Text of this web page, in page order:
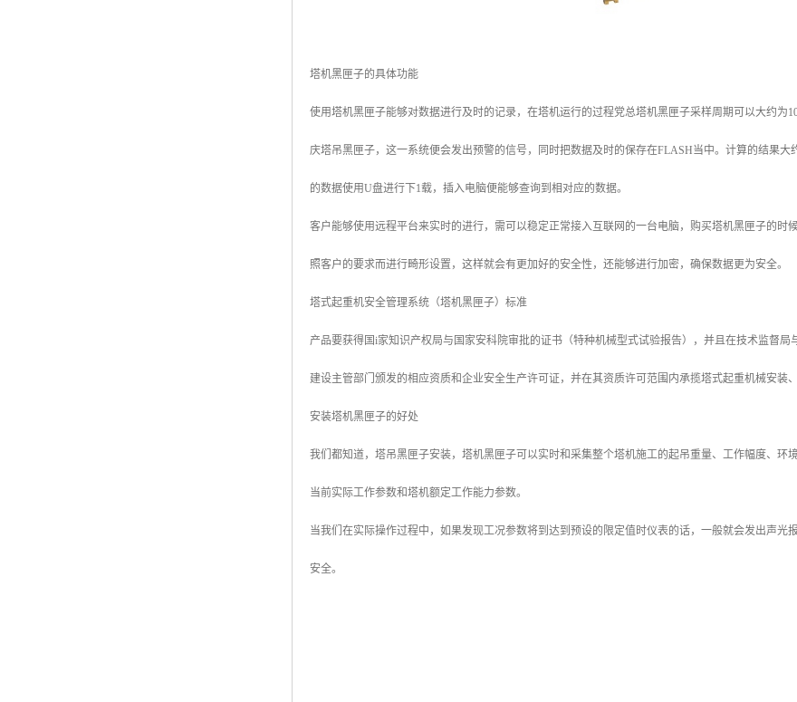
塔机黑匣子的具体功能
使用塔机黑匣子能够对数据进行及时的记录，在塔机运行的过程党总塔机黑匣子采样周期可以大约为
庆塔吊黑匣子，这一系统便会发出预警的信号，同时把数据及时的保存在FLASH当中。计算的结果
的数据使用U盘进行下1载，插入电脑便能够查询到相对应的数据。
客户能够使用远程平台来实时的进行，需可以稳定正常接入互联网的一台电脑，购买塔机黑匣子的
照客户的要求而进行畸形设置，这样就会有更加好的安全性，还能够进行加密，确保数据更为安全。
塔式起重机安全管理系统（塔机黑匣子）标准
产品要获得国i家知识产权局与国家安科院审批的证书（特种机械型式试验报告），并且在技术监督
建设主管部门颁发的相应资质和企业安全生产许可证，并在其资质许可范围内承揽塔式起重机械安装、
安装塔机黑匣子的好处
我们都知道，塔吊黑匣子安装，塔机黑匣子可以实时和采集整个塔机施工的起吊重量、工作幅度、
当前实际工作参数和塔机额定工作能力参数。
当我们在实际操作过程中，如果发现工况参数将到达到预设的限定值时仪表的话，一般就会发出声
安全。